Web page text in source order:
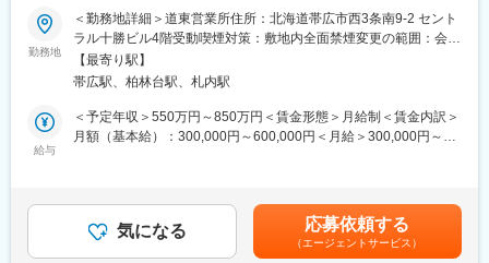
■業務概要
当社の営業職として、主に官公庁や民間企業など多様な法人顧客
へLED照明や各種設備機器、内装資材など幅広い商材を提案しま
す。既存顧客へのルート営業を中心に新規開拓も並行し、顧客の
課題やニーズに応じた最適なソリューションを提供します。
取扱商品：LED照明、空調・エアソリューション、映像機器、建
築資材などを組み合わせて提案
提案の目的：施設の省エネ化、快適性向上、コスト削減など顧客
勤務地
＜勤務地詳細＞道東営業所住所：北海道帯広市西3条南9-2 セント
ラル十勝ビル4階受動喫煙対策：敷地内全面禁煙変更の範囲：会社
の定める事業所
【最寄り駅】
帯広駅、柏林台駅、札内駅
給与
＜予定年収＞550万円～850万円＜賃金形態＞月給制＜賃金内訳＞
月額（基本給）：300,000円～600,000円＜月給＞300,000円～
る可能性がございます。※休日出勤手当あり※リーダー職は固定残
業手当（50,000円／20～25h／超過分別途支給）※管理監督職は時
間外手当の対象外賃金はあくまでも目安の金額であり、選考を通
気になる 応募依頼する
（エージェントサービス）